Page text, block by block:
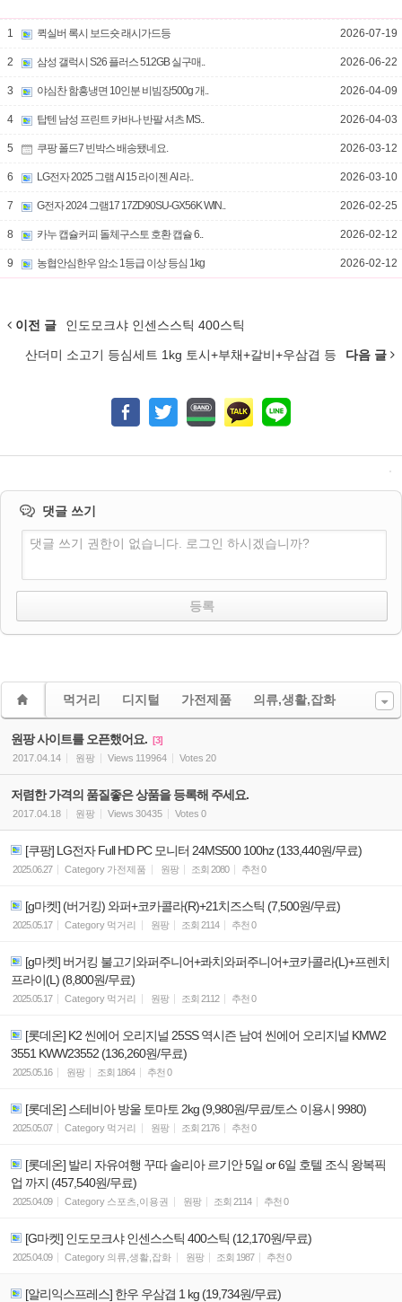
1 퀵실버 록시 보드숏 래시가드등 2026-07-19
2 삼성 갤럭시 S26 플러스 512GB 실구매.. 2026-06-22
3 야심찬 함흥냉면 10인분 비빔장500g 개.. 2026-04-09
4 탑텐 남성 프린트 카바나 반팔 셔츠 MS.. 2026-04-03
5 쿠팡 폴드7 빈박스 배송됐네요. 2026-03-12
6 LG전자 2025 그램 AI 15 라이젠 AI 라.. 2026-03-10
7 G전자 2024 그램17 17ZD90SU-GX56K WIN.. 2026-02-25
8 카누 캡슐커피 돌체구스토 호환 캡슐 6.. 2026-02-12
9 농협안심한우 암소 1등급 이상 등심 1kg 2026-02-12
이전 글 인도모크샤 인센스스틱 400스틱
산더미 소고기 등심세트 1kg 토시+부채+갈비+우삼겹 등 다음 글
댓글 쓰기
댓글 쓰기 권한이 없습니다. 로그인 하시겠습니까?
먹거리 디지털 가전제품 의류,생활,잡화
원팡 사이트를 오픈했어요. [3]
2017.04.14
원팡 Views 119964 Votes 20
저렴한 가격의 품질좋은 상품을 등록해 주세요.
2017.04.18 원팡 Views 30435 Votes 0
[쿠팡] LG전자 Full HD PC 모니터 24MS500 100hz (133,440원/무료)
2025.06.27 Category 가전제품 원팡 조회 2080 추천 0
[g마켓] (버거킹) 와퍼+코카콜라(R)+21치즈스틱 (7,500원/무료)
2025.05.17 Category 먹거리 원팡 조회 2114 추천 0
[g마켓] 버거킹 불고기와퍼주니어+콰치와퍼주니어+코카콜라(L)+프렌치
프라이(L) (8,800원/무료)
2025.05.17 Category 먹거리 원팡 조회 2112 추천 0
[롯데온] K2 씬에어 오리지널 25SS 역시즌 남여 씬에어 오리지널 KMW2
3551 KWW23552 (136,260원/무료)
2025.05.16 원팡 조회 1864 추천 0
[롯데온] 스테비아 방울 토마토 2kg (9,980원/무료/토스 이용시 9980)
2025.05.07 Category 먹거리 원팡 조회 2176 추천 0
[롯데온] 발리 자유여행 꾸따 솔리아 르기안 5일 or 6일 호텔 조식 왕복픽
업 까지 (457,540원/무료)
2025.04.09 Category 스포츠,이용권 원팡 조회 2114 추천 0
[G마켓] 인도모크샤 인센스스틱 400스틱 (12,170원/무료)
2025.04.09 Category 의류,생활,잡화 원팡 조회 1987 추천 0
[알리익스프레스] 한우 우삼겹 1 kg (19,734원/무료)